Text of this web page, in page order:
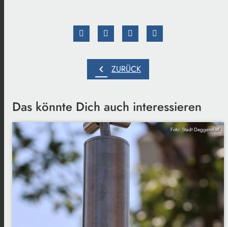
chevron_left ZURÜCK
Das könnte Dich auch interessieren
Foto: Stadt Deggendorf